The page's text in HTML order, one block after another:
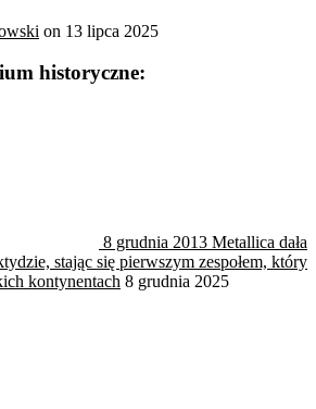
on 13 lipca 2025
historyczne:
8 grudnia 2013 Metallica dała
stając się pierwszym zespołem, który
kontynentach 8 grudnia 2025